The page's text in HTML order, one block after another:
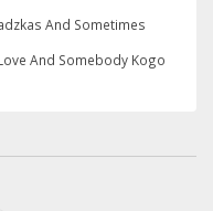
And Sometimes
And Somebody Kogo